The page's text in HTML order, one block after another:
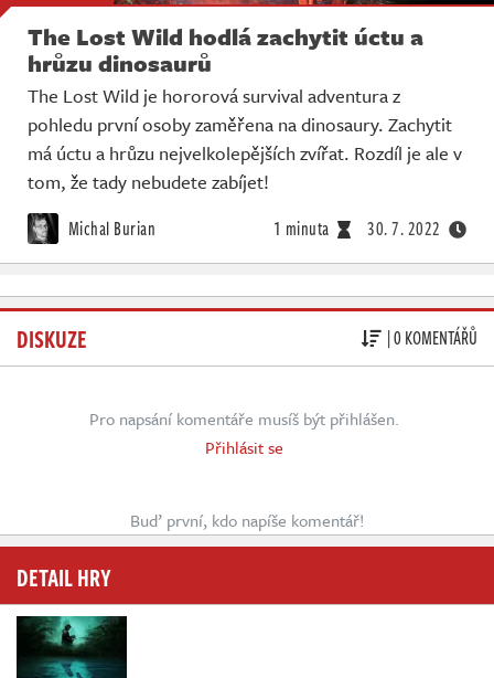
The Lost Wild hodlá zachytit úctu a
hrůzu dinosaurů
The Lost Wild je hororová survival adventura z
pohledu první osoby zaměřena na dinosaury. Zachytit
má úctu a hrůzu nejvelkolepějších zvířat. Rozdíl je ale v
tom, že tady nebudete zabíjet!
Michal Burian 1 minuta 30. 7. 2022
DISKUZE | 0 KOMENTÁŘŮ
Pro napsání komentáře musíš být přihlášen.
Přihlásit se
Buď první, kdo napíše komentář!
DETAIL HRY